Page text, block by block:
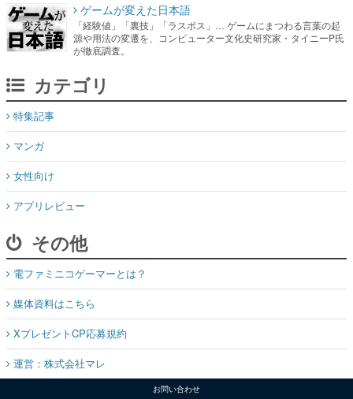
ゲームが変えた日本語
「経験値」「裏技」「ラスボス」… ゲームにまつわる言葉の起
源や用法の変遷を、コンピューター文化史研究家・タイニーP氏
が徹底調査。
カテゴリ
特集記事
マンガ
女性向け
アプリレビュー
その他
電ファミニコゲーマーとは？
媒体資料はこちら
XプレゼントCP応募規約
運営：株式会社マレ
お問い合わせ